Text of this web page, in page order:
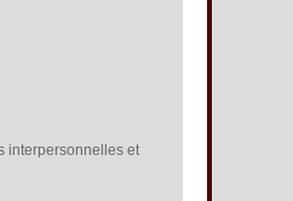
interpersonnelles et